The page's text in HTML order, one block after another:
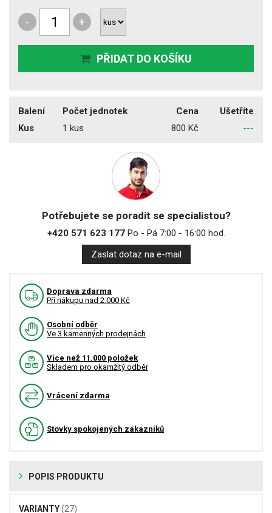
- +
PŘIDAT DO KOŠÍKU
Balení Počet jednotek Cena
Ušetříte
Kus
1 kus 800 Kč ---
Potřebujete se poradit se specialistou?
+420 571 623 177Po - Pá 7:00 - 16:00 hod.
Zaslat dotaz na e-mail
Doprava zdarma
Pří nákupu nad 2.000 Kč
Osobní odběr
Ve 3 kamenných prodejnách
Více než 11.000 položek
Skladem pro okamžitý odběr
Vrácení zdarma
Stovky spokojených zákazníků
POPIS PRODUKTU
VARIANTY(27)